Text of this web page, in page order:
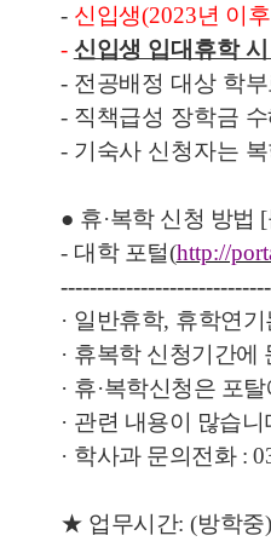
- 신입생(2023년 이
- 신입생 입대휴학
- 전공배정 대상 학
- 직책급성 장학금
- 기숙사 신청자는
● 휴·복학 신청 방법
- 대학 포털(http://
· 일반휴학, 휴학연기
· 휴복학 신청기간에
· 휴·복학신청은 포
· 관련 내용이 많습니
· 학사과 문의전화 :
★ 업무시간: (방학중)